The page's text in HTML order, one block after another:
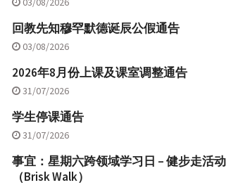
回教先知穆罕默德诞辰公假通告
03/08/2026
2026年8月份上课及课室调整通告
31/07/2026
学生停课通告
31/07/2026
事宜：星期六跨领域学习日 – 健步走活动
（Brisk Walk）